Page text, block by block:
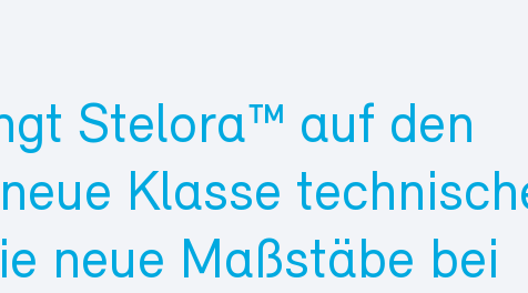
Stelora™ auf den
Klasse
neue Maßstäbe bei